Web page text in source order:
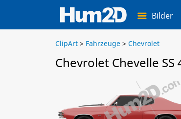
Bilder
ClipArt > Fahrzeuge > Chevrolet
Chevrolet Chevelle